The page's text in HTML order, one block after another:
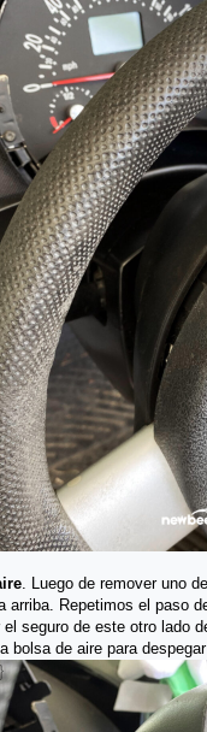
. Luego de remover uno
arriba. Repetimos el paso
seguro de este otro lado
bolsa de aire para